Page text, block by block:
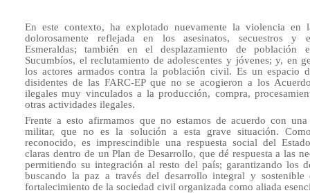
En este contexto, ha explotado nuevamente la violencia en
dolorosamente reflejada en los asesinatos, secuestros y
Esmeraldas; también en el desplazamiento de población
Sucumbíos, el reclutamiento de adolescentes y jóvenes; y, en
los actores armados contra la población civil. Es un espacio
disidentes de las FARC-EP que no se acogieron a los
ilegales muy vinculados a la producción, compra,
otras actividades ilegales.
Frente a esto afirmamos que no estamos de acuerdo con una
militar, que no es la solución a esta grave situación.
reconocido, es imprescindible una respuesta social del
claras dentro de un Plan de Desarrollo, que dé respuesta a las
permitiendo su integración al resto del país; garantizando los
buscando la paz a través del desarrollo integral y
fortalecimiento de la sociedad civil organizada como aliada